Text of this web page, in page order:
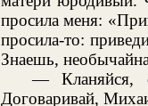
просила меня:
просила-то:
Знаешь,
— Кланяйся,
Договаривай,